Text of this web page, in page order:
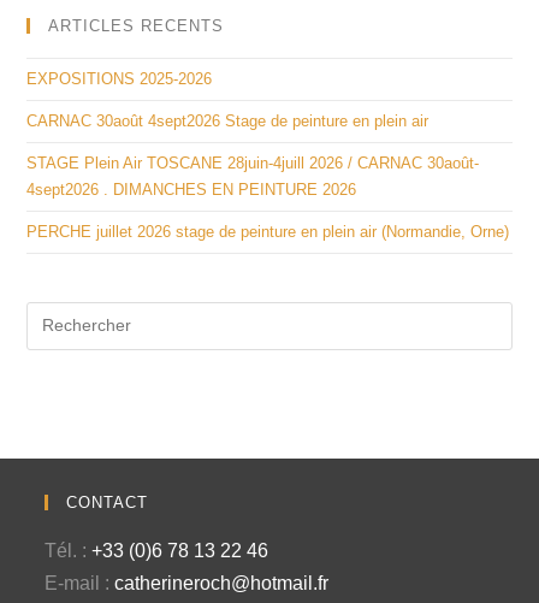
ARTICLES RECENTS
EXPOSITIONS 2025-2026
CARNAC 30août 4sept2026 Stage de peinture en plein air
STAGE Plein Air TOSCANE 28juin-4juill 2026 / CARNAC 30août-
4sept2026 . DIMANCHES EN PEINTURE 2026
PERCHE juillet 2026 stage de peinture en plein air (Normandie, Orne)
CONTACT
Tél. :+33 (0)6 78 13 22 46
E-mail :catherineroch@hotmail.fr